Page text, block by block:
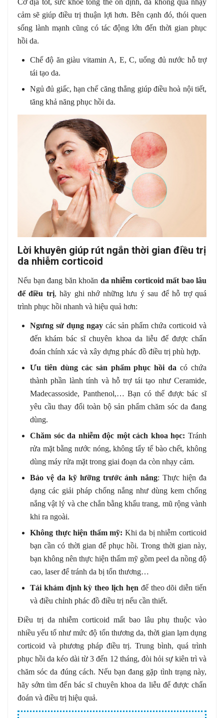
cảm sẽ giúp điều trị thuận lợi hơn. Bên cạnh đó, thói quen
sống lành mạnh cũng có tác động lớn đến thời gian phục
hồi da.
Chế độ ăn giàu vitamin A, E, C, uống đủ nước hỗ trợ
tái tạo da.
Ngủ đủ giấc, hạn chế căng thẳng giúp điều hoà nội tiết,
tăng khả năng phục hồi da.
Lời khuyên giúp rút ngắn thời gian điều trị
da nhiễm corticoid
Nếu bạn đang băn khoăn da nhiễm corticoid mất bao lâu
để điều trị, hãy ghi nhớ những lưu ý sau để hỗ trợ quá
trình phục hồi nhanh và hiệu quả hơn:
Ngưng sử dụng ngaycác sản phẩm chứa corticoid và
đến khám bác sĩ chuyên khoa da liễu để được chẩn
đoán chính xác và xây dựng phác đồ điều trị phù hợp.
Ưu tiên dùng các sản phẩm phục hồi da có chứa
thành phần lành tính và hỗ trợ tái tạo như Ceramide,
Madecassoside, Panthenol,… Bạn có thể được bác sĩ
yêu cầu thay đổi toàn bộ sản phẩm chăm sóc da đang
dùng.
Chăm sóc da nhiễm độc một cách khoa học: Tránh
rửa mặt bằng nước nóng, không tẩy tế bào chết, không
dùng máy rửa mặt trong giai đoạn da còn nhạy cảm.
Bảo vệ da kỹ lưỡng trước ánh nắng: Thực hiện đa
dạng các giải pháp chống nắng như dùng kem chống
nắng vật lý và che chắn bằng khẩu trang, mũ rộng vành
khi ra ngoài.
Không thực hiện thẩm mỹ: Khi da bị nhiễm corticoid
bạn cần có thời gian để phục hồi. Trong thời gian này,
bạn không nên thực hiện thẩm mỹ gồm peel da nồng độ
cao, laser để tránh da bị tổn thương…
Tái khám định kỳ theo lịch hẹn để theo dõi diễn tiến
và điều chỉnh phác đồ điều trị nếu cần thiết.
Điều trị da nhiễm corticoid mất bao lâu phụ thuộc vào
nhiều yếu tố như mức độ tổn thương da, thời gian lạm dụng
corticoid và phương pháp điều trị. Trung bình, quá trình
phục hồi da kéo dài từ 3 đến 12 tháng, đòi hỏi sự kiên trì và
chăm sóc da đúng cách. Nếu bạn đang gặp tình trạng này,
hãy sớm tìm đến bác sĩ chuyên khoa da liễu để được chẩn
đoán và điều trị hiệu quả.